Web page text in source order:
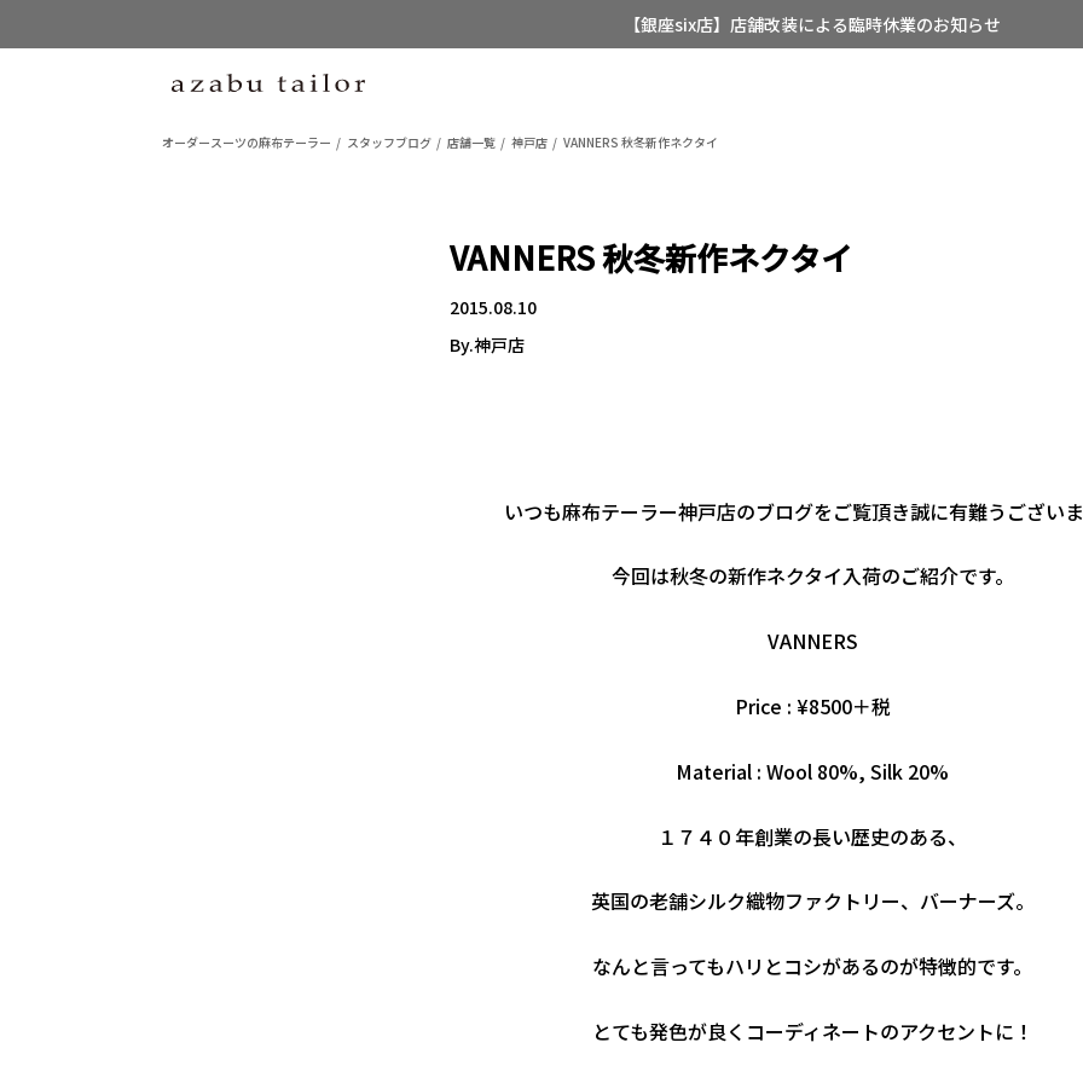
【銀座six店】店舗改装による臨時休業のお知らせ
オーダースーツの麻布テーラー スタッフブログ 店舗一覧 神戸店 VANNERS 秋冬新作ネクタイ
VANNERS 秋冬新作ネクタイ
2015.08.10
By.神戸店
いつも麻布テーラー神戸店のブログをご覧頂き誠に有難うございま
今回は秋冬の新作ネクタイ入荷のご紹介です。
VANNERS
Price : ¥8500＋税
Material : Wool 80%, Silk 20%
１７４０年創業の長い歴史のある、
英国の老舗シルク織物ファクトリー、バーナーズ。
なんと言ってもハリとコシがあるのが特徴的です。
とても発色が良くコーディネートのアクセントに！